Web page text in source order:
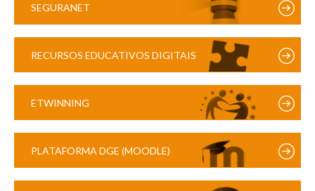
SEGURANET
RECURSOS EDUCATIVOS DIGITAIS
ETWINNING
PLATAFORMA DGE (MOODLE)